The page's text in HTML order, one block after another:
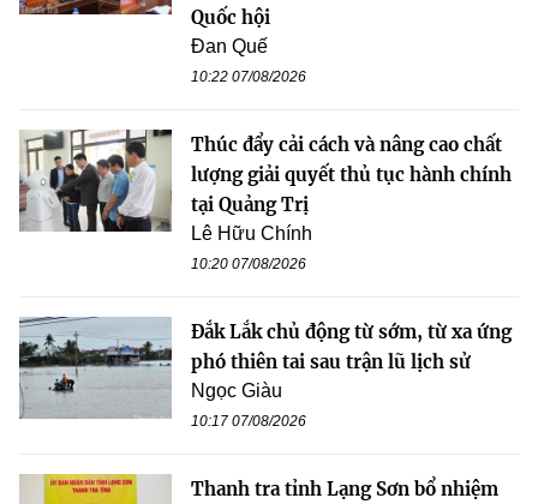
Quốc hội
Đan Quế
10:22 07/08/2026
Thúc đẩy cải cách và nâng cao chất
lượng giải quyết thủ tục hành chính
tại Quảng Trị
Lê Hữu Chính
10:20 07/08/2026
Đắk Lắk chủ động từ sớm, từ xa ứng
phó thiên tai sau trận lũ lịch sử
Ngọc Giàu
10:17 07/08/2026
Thanh tra tỉnh Lạng Sơn bổ nhiệm